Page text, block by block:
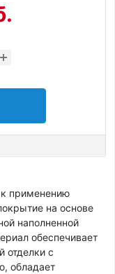
к применению
на основе
наполненной
обеспечивает
отделки с
обладает